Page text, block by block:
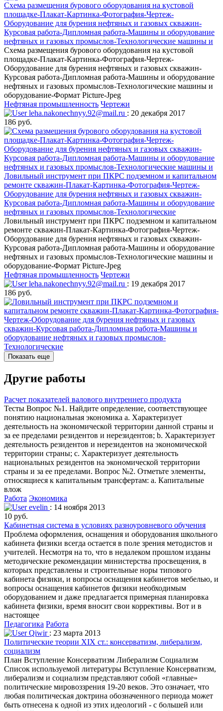
Схема размещения бурового оборудования на кустовой
площадке-Плакат-Картинка-Фотография-Чертеж-
Оборудование для бурения нефтяных и газовых скважин-
Курсовая работа-Дипломная работа-Машины и оборудование
нефтяных и газовых промыслов-Технологические машины и
Схема размещения бурового оборудования на кустовой
площадке-Плакат-Картинка-Фотография-Чертеж-
Оборудование для бурения нефтяных и газовых скважин-
Курсовая работа-Дипломная работа-Машины и оборудование
нефтяных и газовых промыслов-Технологические машины и
оборудование-Формат Picture-Jpeg
Нефтяная промышленность Чертежи
leha.nakonechnyy.92@mail.ru : 20 декабря 2017
186 руб.
Ловильный инструмент при ПКРС подземном и капитальном
ремонте скважин-Плакат-Картинка-Фотография-Чертеж-
Оборудование для бурения нефтяных и газовых скважин-
Курсовая работа-Дипломная работа-Машины и оборудование
нефтяных и газовых промыслов-Технологические
Ловильный инструмент при ПКРС подземном и капитальном
ремонте скважин-Плакат-Картинка-Фотография-Чертеж-
Оборудование для бурения нефтяных и газовых скважин-
Курсовая работа-Дипломная работа-Машины и оборудование
нефтяных и газовых промыслов-Технологические машины и
оборудование-Формат Picture-Jpeg
Нефтяная промышленность Чертежи
leha.nakonechnyy.92@mail.ru : 19 декабря 2017
186 руб.
Показать еще
Другие работы
Расчет показателей валового внутреннего продукта
Тесты Вопрос №1. Найдите определение, соответствующее
понятию национальная экономика a. Характеризует
деятельность на экономической территории данной страны и
за ее пределами резидентов и нерезидентов; b. Характеризует
деятельность резидентов и нерезидентов на экономической
территории страны; c. Характеризует деятельность
национальных резидентов на экономической территории
страны и за ее пределами. Вопрос №2. Отметьте элементы,
относящиеся к капитальным трансфертам: a. Капитальные
влож
Работа Экономика
evelin : 14 ноября 2013
10 руб.
Кабинетная система в условиях разноуровневого обучения
Проблема оформления, оснащения и оборудования школьного
кабинета физики всегда остается в поле зрения методистов и
учителей. Несмотря на то, что в недалеком прошлом изданы
методические рекомендации министерства просвещения, в
которых представлены и строительные норы типового
кабинета физики, и вопросы оснащения кабинетов мебелью, и
вопросы оснащения кабинетов физики необходимым
оборудованием и даже предлагается примерная планировка
кабинета физики, время вносит свои коррективы. Вот и в
настоящее
Педагогика Работа
Qiwir : 23 марта 2013
Политические теории XIX ст.: консерватизм, либерализм,
социализм
План Вступление Консерватизм Либерализм Социализм
Список используемой литературы Вступление Консерватизм,
либерализм и социализм представляют собой «главные»
политические мировоззрения 19-20 веков. Это означает, что
любая политическая доктрина обозначенного периода может
быть отнесена к одной из этих идеологий - с большей или